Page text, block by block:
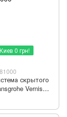
0 грн!
скрытого
Vernis